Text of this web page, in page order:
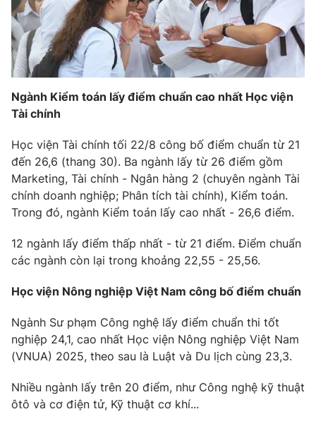
Ngành Kiểm toán lấy điểm chuẩn cao nhất Học viện
Tài chính
Học viện Tài chính tối 22/8 công bố điểm chuẩn từ 21
đến 26,6 (thang 30). Ba ngành lấy từ 26 điểm gồm
Marketing, Tài chính - Ngân hàng 2 (chuyên ngành Tài
chính doanh nghiệp; Phân tích tài chính), Kiểm toán.
Trong đó, ngành Kiểm toán lấy cao nhất - 26,6 điểm.
12 ngành lấy điểm thấp nhất - từ 21 điểm. Điểm chuẩn
các ngành còn lại trong khoảng 22,55 - 25,56.
Học viện Nông nghiệp Việt Nam công bố điểm chuẩn
Ngành Sư phạm Công nghệ lấy điểm chuẩn thi tốt
nghiệp 24,1, cao nhất Học viện Nông nghiệp Việt Nam
(VNUA) 2025, theo sau là Luật và Du lịch cùng 23,3.
Nhiều ngành lấy trên 20 điểm, như Công nghệ kỹ thuật
ôtô và cơ điện tử, Kỹ thuật cơ khí...